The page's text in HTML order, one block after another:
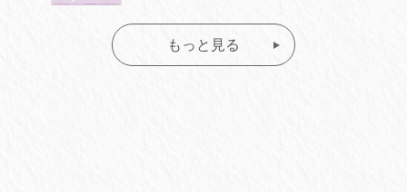
もっと見る